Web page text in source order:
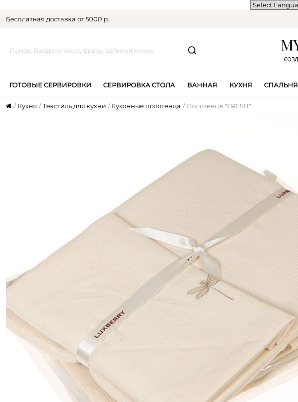
Бесплатная доставка от 5000 р.
ГОТОВЫЕ СЕРВИРОВКИ СЕРВИРОВКА СТОЛА ВАННАЯ КУХНЯ СПАЛЬНЯ
Кухня Текстиль для кухни Кухонные полотенца Полотенце "FRESH"